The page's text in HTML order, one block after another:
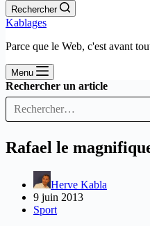
Rechercher
Kablages
Parce que le Web, c'est avant
Menu
Rechercher un article
Rafael le
Herve Kabla
9 juin 2013
Sport